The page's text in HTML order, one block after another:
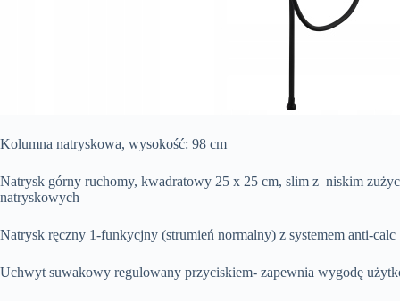
Kolumna natryskowa, wysokość: 98 cm
Natrysk górny ruchomy, kwadratowy 25 x 25 cm, slim z niskim
natryskowych
Natrysk ręczny 1-funkycjny (strumień normalny) z systemem anti-calc
Uchwyt suwakowy regulowany przyciskiem- zapewnia wygodę